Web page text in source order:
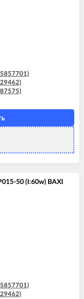
GPL
50 (I:60w) BAXI